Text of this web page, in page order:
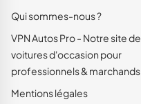
Qui sommes-nous ?
VPN Autos Pro - Notre site de
voitures d'occasion pour
professionnels & marchands
Mentions légales